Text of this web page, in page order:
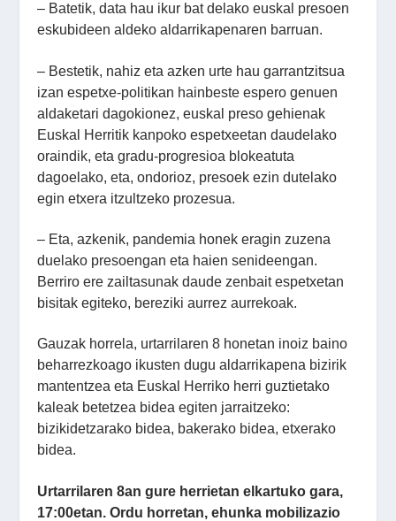
– Batetik, data hau ikur bat delako euskal presoen
eskubideen aldeko aldarrikapenaren barruan.
– Bestetik, nahiz eta azken urte hau garrantzitsua
izan espetxe-politikan hainbeste espero genuen
aldaketari dagokionez, euskal preso gehienak
Euskal Herritik kanpoko espetxeetan daudelako
oraindik, eta gradu-progresioa blokeatuta
dagoelako, eta, ondorioz, presoek ezin dutelako
egin etxera itzultzeko prozesua.
– Eta, azkenik, pandemia honek eragin zuzena
duelako presoengan eta haien senideengan.
Berriro ere zailtasunak daude zenbait espetxetan
bisitak egiteko, bereziki aurrez aurrekoak.
Gauzak horrela, urtarrilaren 8 honetan inoiz baino
beharrezkoago ikusten dugu aldarrikapena bizirik
mantentzea eta Euskal Herriko herri guztietako
kaleak betetzea bidea egiten jarraitzeko:
bizikidetzarako bidea, bakerako bidea, etxerako
bidea.
Urtarrilaren 8an gure herrietan elkartuko gara,
17:00etan. Ordu horretan, ehunka mobilizazio